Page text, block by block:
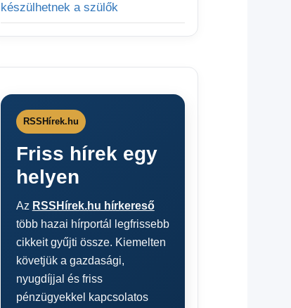
készülhetnek a szülők
RSSHírek.hu
Friss hírek egy
helyen
Az RSSHírek.hu hírkereső
több hazai hírportál legfrissebb
cikkeit gyűjti össze. Kiemelten
követjük a gazdasági,
nyugdíjjal és friss
pénzügyekkel kapcsolatos